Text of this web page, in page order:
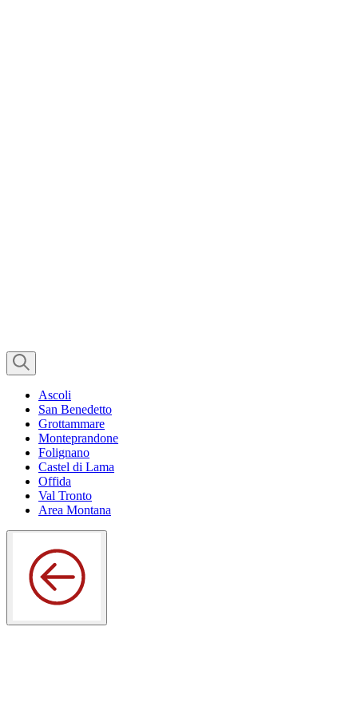
Ascoli
San Benedetto
Grottammare
Monteprandone
Folignano
Castel di Lama
Offida
Val Tronto
Area Montana